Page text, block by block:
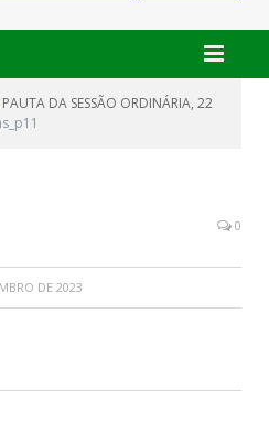
PAUTA DA SESSÃO ORDINÁRIA, 22
0
DE 2023